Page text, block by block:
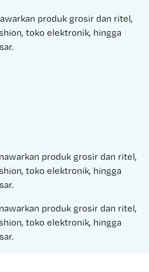
produk grosir dan ritel,
toko elektronik, hingga
produk grosir dan ritel,
toko elektronik, hingga
produk grosir dan ritel,
toko elektronik, hingga